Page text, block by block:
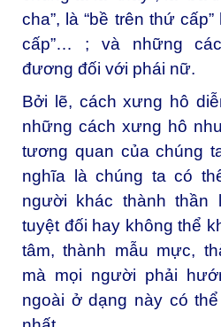
cha”, là “bề trên thứ
cấp”… ; và những
đương đối với phái nữ.
Bởi lẽ, cách xưng hô
những cách xưng hô
tương quan của chúng
nghĩa là chúng ta có
người khác thành thần
tuyệt đối hay không thể
tâm, thành mẫu mực,
mà mọi người phải
ngoài ở dạng này có